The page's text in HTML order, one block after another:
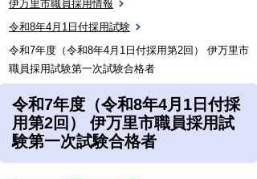
伊万里市職員採用情報
令和8年4月1日付採用試験
令和7年度（令和8年4月1日付採用第2回） 伊万里市
職員採用試験第一次試験合格者
令和7年度（令和8年4月1日付採
用第2回） 伊万里市職員採用試
験第一次試験合格者